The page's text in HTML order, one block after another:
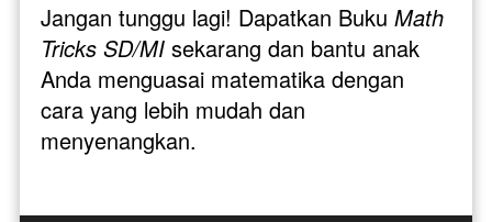
Jangan tunggu lagi! Dapatkan Buku Math
Tricks SD/MI sekarang dan bantu anak
Anda menguasai matematika dengan
cara yang lebih mudah dan
menyenangkan.